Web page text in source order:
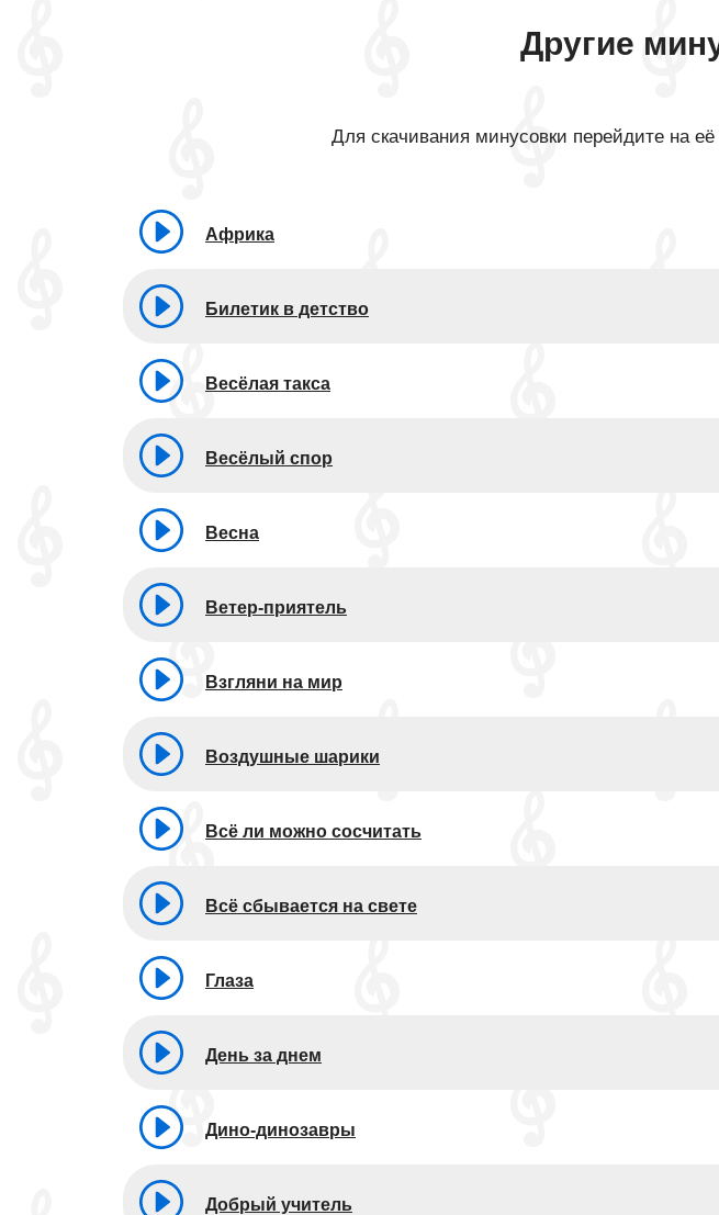
Другие
Для скачивания минусовки перейдите на
Африка
Билетик в детство
Весёлая такса
Весёлый спор
Весна
Ветер-приятель
Взгляни на мир
Воздушные шарики
Всё ли можно сосчитать
Всё сбывается на свете
Глаза
День за днем
Дино-динозавры
Добрый учитель